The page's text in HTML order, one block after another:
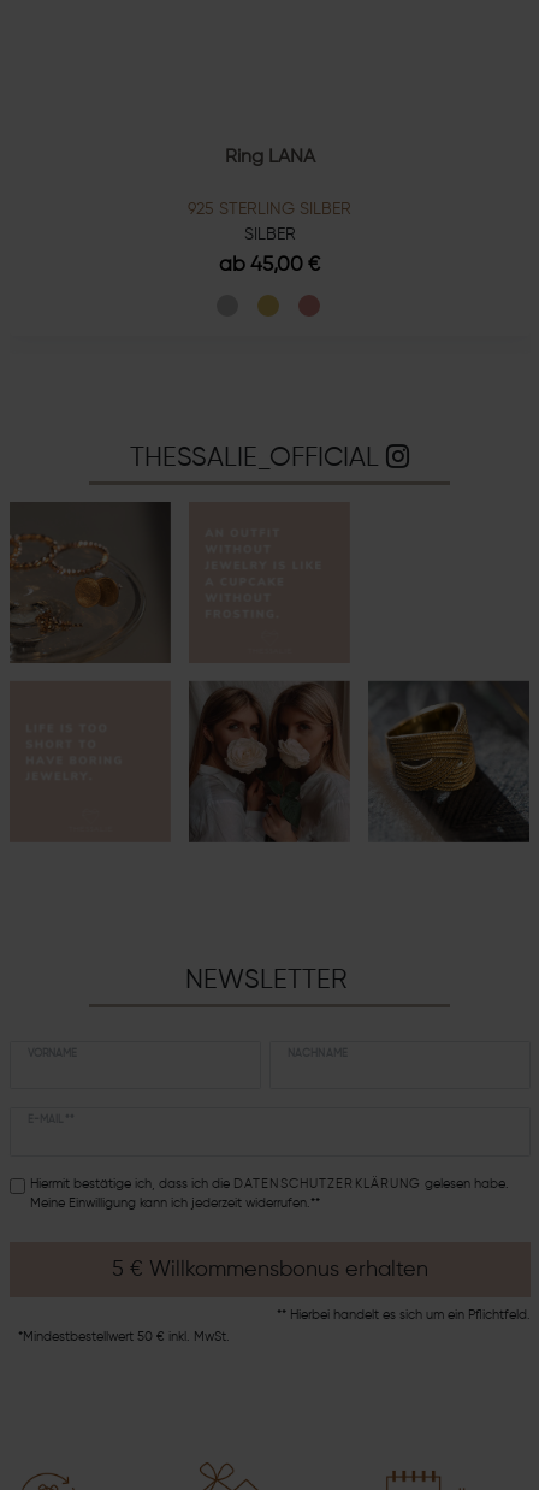
Ring LANA
925 STERLING SILBER
SILBER
ab 45,00 €
THESSALIE_OFFICIAL
NEWSLETTER
Hiermit bestätige ich, dass ich die DATEN­SCHUTZ­ERKLÄRUNG gelesen habe.
Meine Einwilligung kann ich jederzeit widerrufen.**
5 € Willkommensbonus erhalten
** Hierbei handelt es sich um ein Pflichtfeld.
*Mindestbestellwert 50 € inkl. MwSt.